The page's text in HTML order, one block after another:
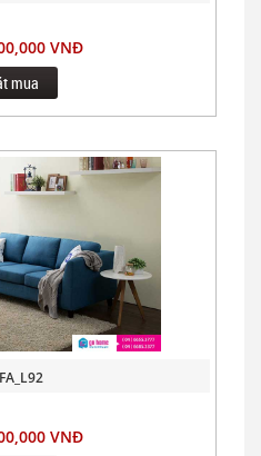
VNĐ
mua
VNĐ